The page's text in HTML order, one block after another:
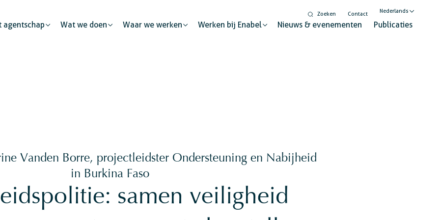
Zoeken Contact Nederlands
English
agentschap Wat we doen
Veiligheid
Waar we werken Werken bij Enabel Nieuws & evenementen Publicaties
Vanden Borre, projectleidster Ondersteuning en Nabijheid
in Burkina Faso
samen veiligheid